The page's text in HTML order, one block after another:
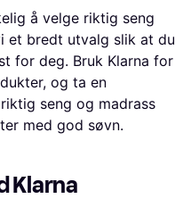
å velge riktig seng
et bredt utvalg slik at du
for deg. Bruk Klarna for
og ta en
seng og madrass
med god søvn.
Klarna